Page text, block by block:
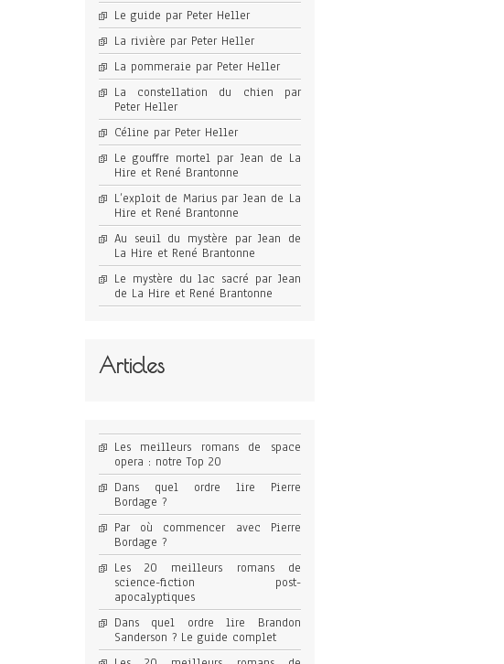
Le guide par Peter Heller
La rivière par Peter Heller
La pommeraie par Peter Heller
La constellation du chien par
Peter Heller
Céline par Peter Heller
Le gouffre mortel par Jean de La
Hire et René Brantonne
L’exploit de Marius par Jean de La
Hire et René Brantonne
Au seuil du mystère par Jean de
La Hire et René Brantonne
Le mystère du lac sacré par Jean
de La Hire et René Brantonne
Articles
Les meilleurs romans de space
opera : notre Top 20
Dans quel ordre lire Pierre
Bordage ?
Par où commencer avec Pierre
Bordage ?
Les 20 meilleurs romans de
science-fiction post-
apocalyptiques
Dans quel ordre lire Brandon
Sanderson ? Le guide complet